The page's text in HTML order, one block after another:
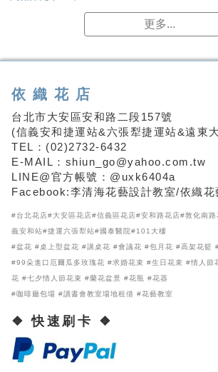
更多...
依織花店
台北市大安區安和路二段157號
(信義安和捷運站&六張犁捷運站&遠東
TEL：(02)2732-6432
E-MAIL：shiun_go@yahoo.com.tw
LINE@官方帳號：@uxk6404a
Facebook:李清海花藝設計教室/依織
#台北花店#大安區花店#信義區花店#安和路花店#敦化南
義安和站#捷運六張犁站#國泰醫院#101大樓
#盆花 #桌上型盆花 #講桌花 #會議花 #包月花 #高架花籃
#99朵進口厄爾瓜多玫瑰花 #求婚花束 #生日花束 #情人節
花 #七夕情人節花束 #蘭花盆景 #花瓶 #花器
#咖啡廳包場 #讀書會教室場地租借 #花藝教室
❖ 快速刷卡 ❖